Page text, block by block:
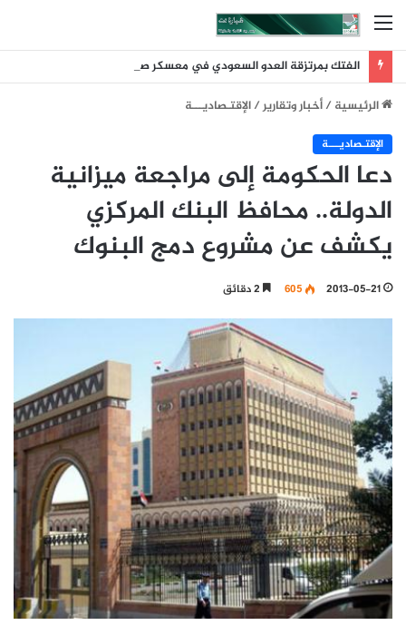
القائمة
الفتك بمرتزقة العدو السعودي في معسكر صحن الجن يمأرب
الرئيسية/أخبار وتقارير/اﻹقتـصاديـــة
اﻹقتـصاديـــة
دعا الحكومة إلى مراجعة ميزانية
الدولة.. محافظ البنك المركزي
يكشف عن مشروع دمج البنوك
2013-05-21
605